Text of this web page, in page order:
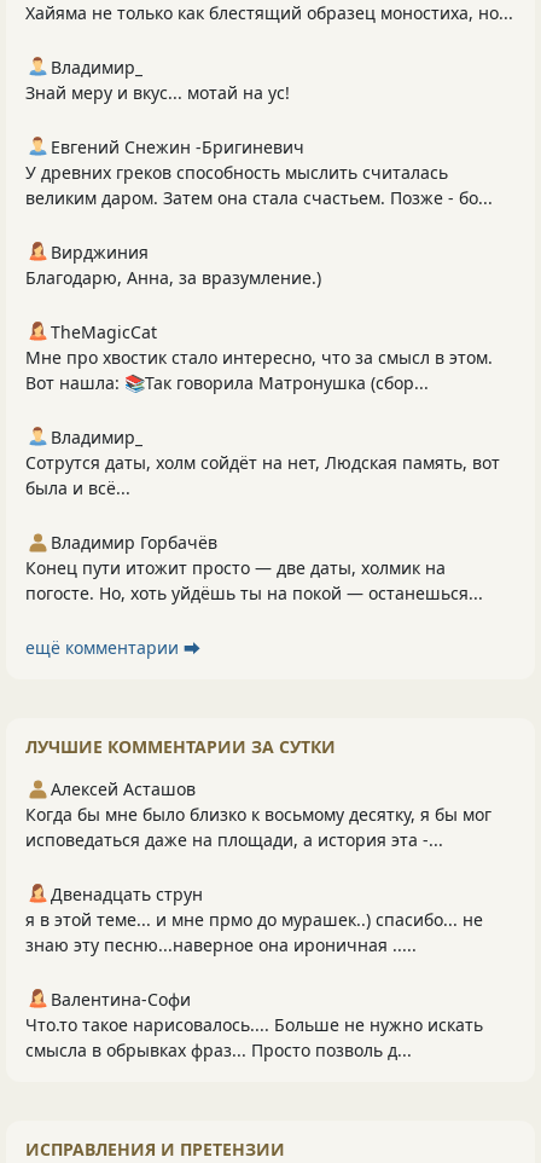
Хайяма не только как блестящий образец моностиха, но...
Владимир_
Знай меру и вкус... мотай на ус!
Евгений Снежин -Бригиневич
У древних греков способность мыслить считалась
великим даром. Затем она стала счастьем. Позже - бо...
Вирджиния
Благодарю, Анна, за вразумление.)
TheMagicCat
Мне про хвостик стало интересно, что за смысл в этом.
Вот нашла: 📚Так говорила Матронушка (сбор...
Владимир_
Сотрутся даты, холм сойдёт на нет, Людская память, вот
была и всё...
Владимир Горбачёв
Конец пути итожит просто — две даты, холмик на
погосте. Но, хоть уйдёшь ты на покой — останешься...
ещё комментарии ⮕
ЛУЧШИЕ КОММЕНТАРИИ ЗА СУТКИ
Алексей Асташов
Когда бы мне было близко к восьмому десятку, я бы мог
исповедаться даже на площади, а история эта -...
Двенадцать струн
я в этой теме... и мне прмо до мурашек..) спасибо... не
знаю эту песню...наверное она ироничная .....
Валентина-Софи
Что.то такое нарисовалось.... Больше не нужно искать
смысла в обрывках фраз... Просто позволь д...
ИСПРАВЛЕНИЯ И ПРЕТЕНЗИИ